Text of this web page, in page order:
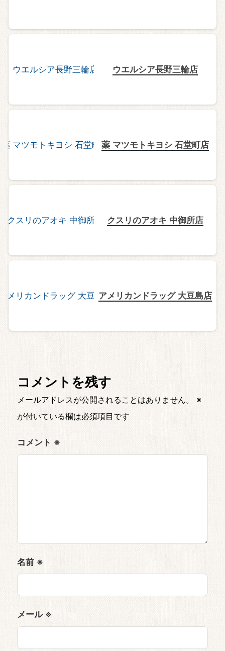
ウエルシア長野三輪店
薬 マツモトキヨシ 石堂町店
クスリのアオキ 中御所店
アメリカンドラッグ 大豆島店
コメントを残す
メールアドレスが公開されることはありません。
※
が付いている欄は必須項目です
コメント ※
名前 ※
メール ※